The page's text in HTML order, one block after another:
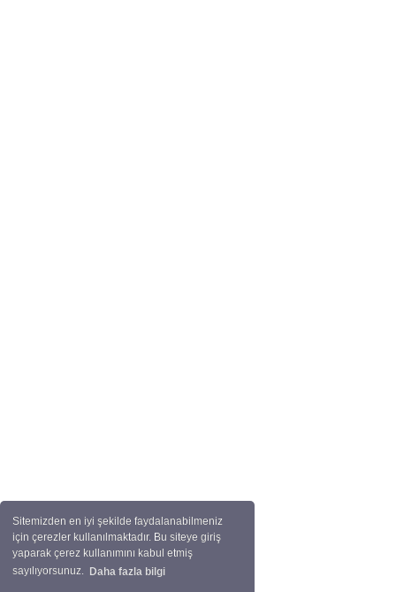
Sitemizden en iyi şekilde faydalanabilmeniz
için çerezler kullanılmaktadır. Bu siteye giriş
yaparak çerez kullanımını kabul etmiş
sayılıyorsunuz. Daha fazla bilgi